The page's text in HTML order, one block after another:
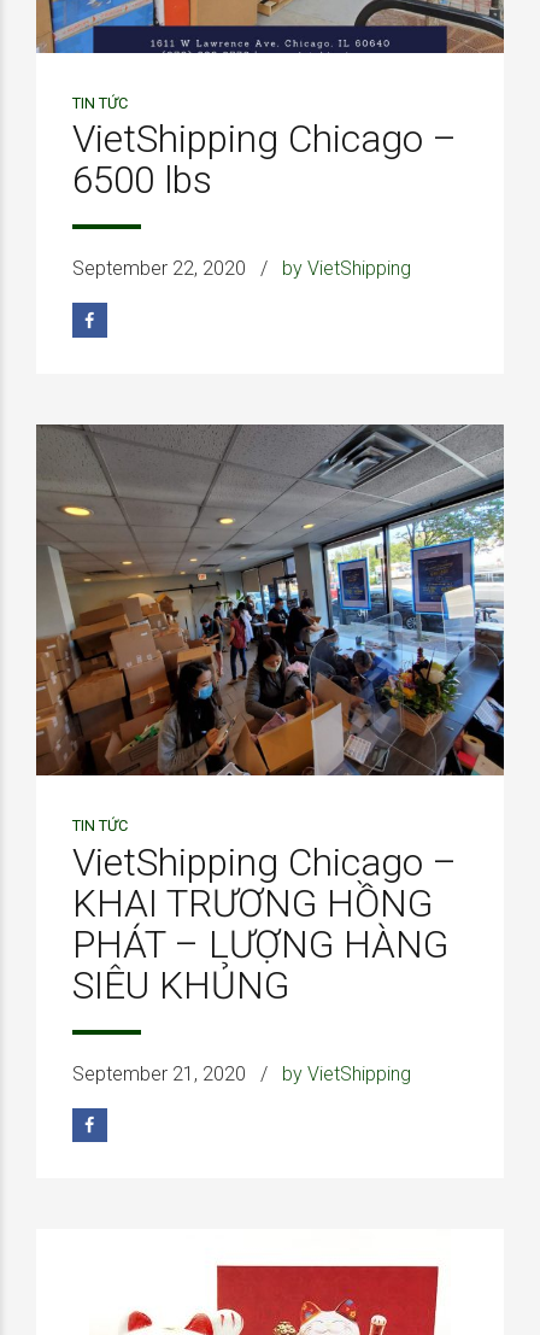
TIN TỨC
VietShipping Chicago –
6500 lbs
September 22, 2020 by VietShipping
TIN TỨC
VietShipping Chicago –
KHAI TRƯƠNG HỒNG
PHÁT – LƯỢNG HÀNG
SIÊU KHỦNG
September 21, 2020 by VietShipping